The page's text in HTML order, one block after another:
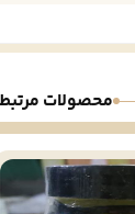
محصولات مرتبط